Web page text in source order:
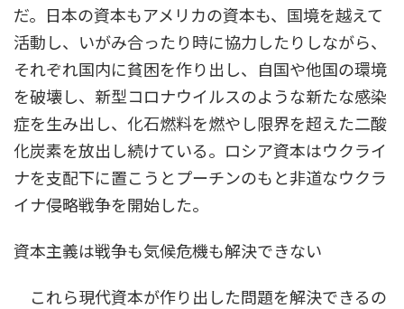
だ。日本の資本もアメリカの資本も、国境を越えて
活動し、いがみ合ったり時に協力したりしながら、
それぞれ国内に貧困を作り出し、自国や他国の環境
を破壊し、新型コロナウイルスのような新たな感染
症を生み出し、化石燃料を燃やし限界を超えた二酸
化炭素を放出し続けている。ロシア資本はウクライ
ナを支配下に置こうとプーチンのもと非道なウクラ
イナ侵略戦争を開始した。
資本主義は戦争も気候危機も解決できない
これら現代資本が作り出した問題を解決できるの